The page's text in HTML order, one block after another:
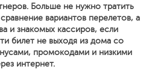
Больше не нужно тратить
вариантов перелетов, а
и знакомых кассиров, если
билет не выходя из дома со
промокодами и низкими
интернет.